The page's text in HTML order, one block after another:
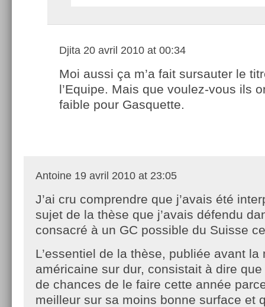
Djita 20 avril 2010 at 00:34
Moi aussi ça m’a fait sursauter le
l’Equipe. Mais que voulez-vous ils
faible pour Gasquette.
Antoine 19 avril 2010 at 23:05
J’ai cru comprendre que j’avais été
sujet de la thèse que j’avais défendu
consacré à un GC possible du Suisse
L’essentiel de la thèse, publiée avant la
américaine sur dur, consistait à dire
de chances de le faire cette année
meilleur sur sa moins bonne surface et